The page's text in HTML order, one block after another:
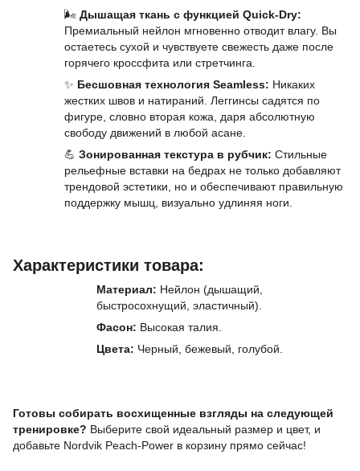
🌬️ Дышащая ткань с функцией Quick-Dry:
Премиальный нейлон мгновенно отводит влагу. Вы
остаетесь сухой и чувствуете свежесть даже после
горячего кроссфита или стретчинга.
✨ Бесшовная технология Seamless: Никаких
жестких швов и натираний. Леггинсы садятся по
фигуре, словно вторая кожа, даря абсолютную
свободу движений в любой асане.
💪 Зонированная текстура в рубчик: Стильные
рельефные вставки на бедрах не только добавляют
трендовой эстетики, но и обеспечивают правильную
поддержку мышц, визуально удлиняя ноги.
Характеристики товара:
Материал: Нейлон (дышащий,
быстросохнущий, эластичный).
Фасон: Высокая талия.
Цвета: Черный, бежевый, голубой
Готовы собирать восхищенные взгляды на следующей
тренировке? Выберите свой идеальный размер и цвет, и
добавьте Nordvik Peach-Power в корзину прямо сейчас!